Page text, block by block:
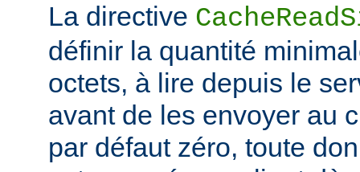
La directive
définir la quantité
octets, à lire depuis le
avant de les envoyer au
par défaut zéro, toute